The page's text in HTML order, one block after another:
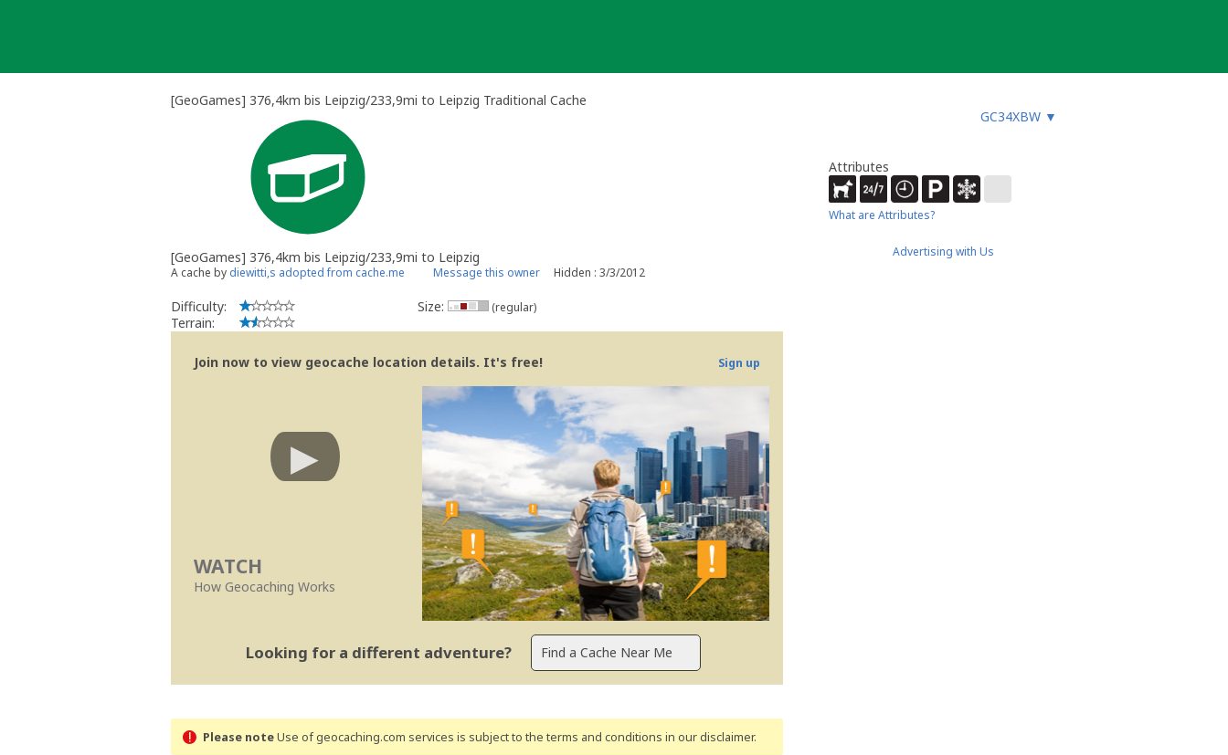
[GeoGames] 376,4km bis Leipzig/233,9mi to Leipzig Traditional Cache
GC34XBW ▼
[GeoGames] 376,4km bis Leipzig/233,9mi to Leipzig
A cache by diewitti,s adopted from cache.me Message this owner Hidden : 3/3/2012
Difficulty:
Terrain:
Size: (regular)
Join now to view geocache location details. It's free! Sign up
WATCH
How Geocaching Works
Looking for a different adventure?
Please noteUse of geocaching.com services is subject to the terms and conditions in our disclaimer.
Attributes
What are Attributes?
Advertising with Us